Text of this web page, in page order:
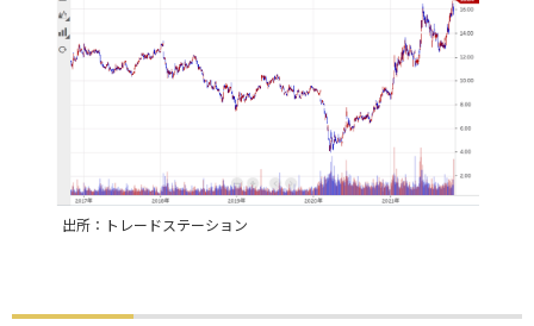
出所：トレードステーション